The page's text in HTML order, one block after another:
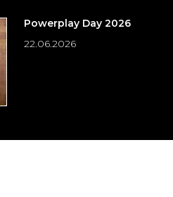
Powerplay Day 2026
22.06.2026